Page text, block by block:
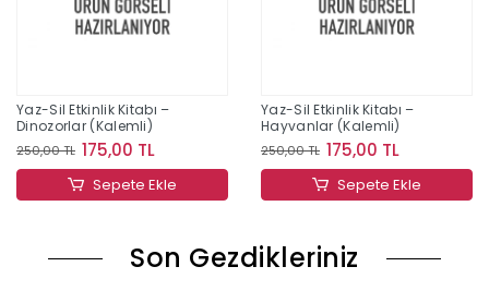
Yaz-Sil Etkinlik Kitabı –
Dinozorlar (Kalemli)
250,00 TL 175,00 TL
Sepete Ekle
Yaz-Sil Etkinlik Kitabı –
Hayvanlar (Kalemli)
250,00 TL 175,00 TL
Sepete Ekle
Son Gezdikleriniz